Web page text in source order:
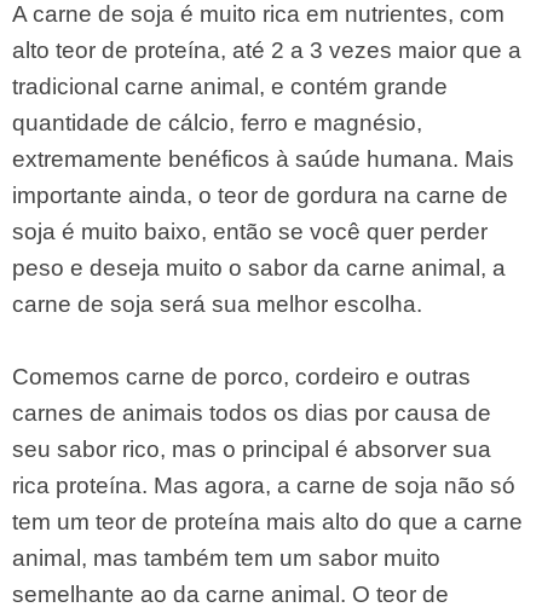
A carne de soja é muito rica em nutrientes, com
alto teor de proteína, até 2 a 3 vezes maior que a
tradicional carne animal, e contém grande
quantidade de cálcio, ferro e magnésio,
extremamente benéficos à saúde humana. Mais
importante ainda, o teor de gordura na carne de
soja é muito baixo, então se você quer perder
peso e deseja muito o sabor da carne animal, a
carne de soja será sua melhor escolha.
Comemos carne de porco, cordeiro e outras
carnes de animais todos os dias por causa de
seu sabor rico, mas o principal é absorver sua
rica proteína. Mas agora, a carne de soja não só
tem um teor de proteína mais alto do que a carne
animal, mas também tem um sabor muito
semelhante ao da carne animal. O teor de